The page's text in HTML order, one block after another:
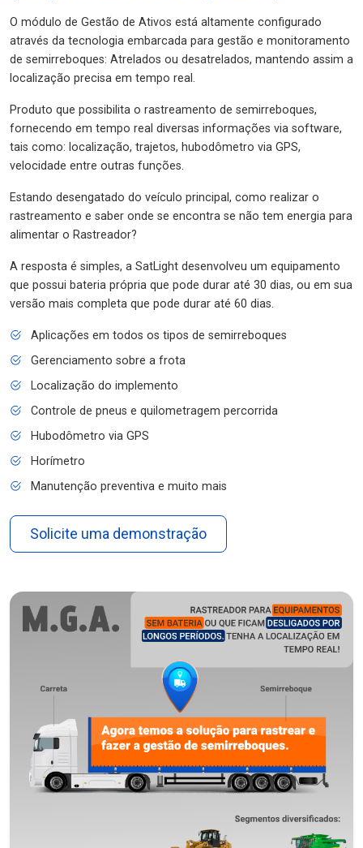
O módulo de Gestão de Ativos está altamente configurado
através da tecnologia embarcada para gestão e monitoramento
de semirreboques: Atrelados ou desatrelados, mantendo assim a
localização precisa em tempo real.
Produto que possibilita o rastreamento de semirreboques,
fornecendo em tempo real diversas informações via software,
tais como: localização, trajetos, hubodômetro via GPS,
velocidade entre outras funções.
Estando desengatado do veículo principal, como realizar o
rastreamento e saber onde se encontra se não tem energia para
alimentar o Rastreador?
A resposta é simples, a SatLight desenvolveu um equipamento
que possui bateria própria que pode durar até 30 dias, ou em sua
versão mais completa que pode durar até 60 dias.
Aplicações em todos os tipos de semirreboques
Gerenciamento sobre a frota
Localização do implemento
Controle de pneus e quilometragem percorrida
Hubodômetro via GPS
Horímetro
Manutenção preventiva e muito mais
Solicite uma demonstração